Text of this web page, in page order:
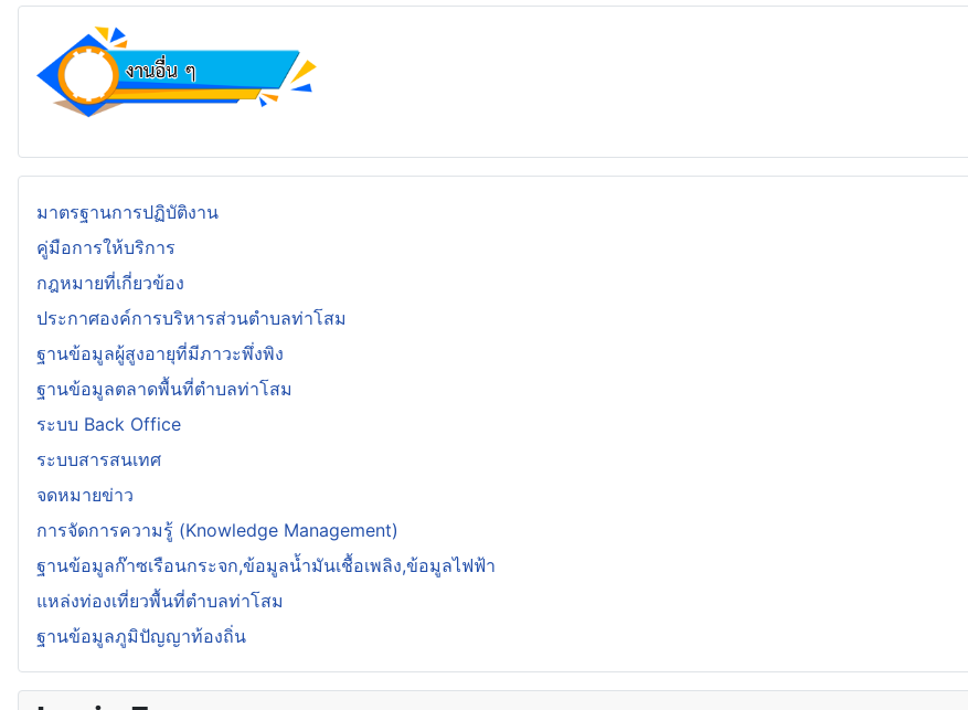
มาตรฐานการปฏิบัติงาน
คู่มือการให้บริการ
กฎหมายที่เกี่ยวข้อง
ประกาศองค์การบริหารส่วนตำบลท่าโสม
ฐานข้อมูลผู้สูงอายุที่มีภาวะพึ่งพิง
ฐานข้อมูลตลาดพื้นที่ตำบลท่าโสม
ระบบ Back Office
ระบบสารสนเทศ
จดหมายข่าว
การจัดการความรู้ (Knowledge Management)
ฐานข้อมูลก๊าซเรือนกระจก,ข้อมูลน้ำมันเชื้อเพลิง,ข้อมูลไฟฟ้า
แหล่งท่องเที่ยวพื้นที่ตำบลท่าโสม
ฐานข้อมูลภูมิปัญญาท้องถิ่น